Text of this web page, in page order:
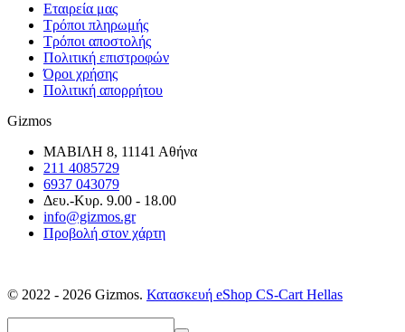
Εταιρεία μας
Τρόποι πληρωμής
Τρόποι αποστολής
Πολιτική επιστροφών
Όροι χρήσης
Πολιτική απορρήτου
Gizmos
ΜΑΒΙΛΗ 8, 11141 Αθήνα
211 4085729
6937 043079
Δευ.-Κυρ. 9.00 - 18.00
info@gizmos.gr
Προβολή στον χάρτη
© 2022 - 2026 Gizmos. Κατασκευή eShop CS-Cart Hellas